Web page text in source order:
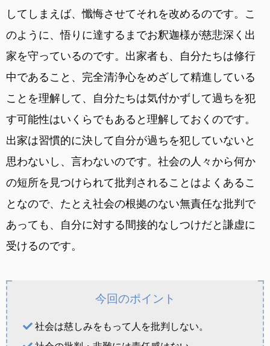
してしまえば、懺悔させてそれを改めるのです。こ
のように、悟りに達するまでお釈迦様が慈悲深く出
家を守っているのです。出家者も、自分たちは修行
中であること、完全清浄心をめざして精進している
ことを理解して、自分たちは気付かずして過ちを犯
す可能性はいくらでもあると理解しておくのです。
出家は習慣的に決して自分が過ちを犯していないと
思わないし、言わないのです。社会の人々から何か
の短所を見つけられて批判されることはよくあるこ
となので、たとえ社会の根拠のない無責任な批判で
あっても、自分に対する間接的なしつけだと謙虚に
受けるのです。
今回のポイント
社会は慈しみをもって人を批判しない。